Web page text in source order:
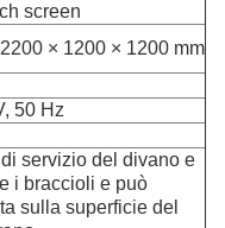
screen
× 1200 × 1200 mm
50 Hz
servizio del divano e
i braccioli e può
sulla superficie del